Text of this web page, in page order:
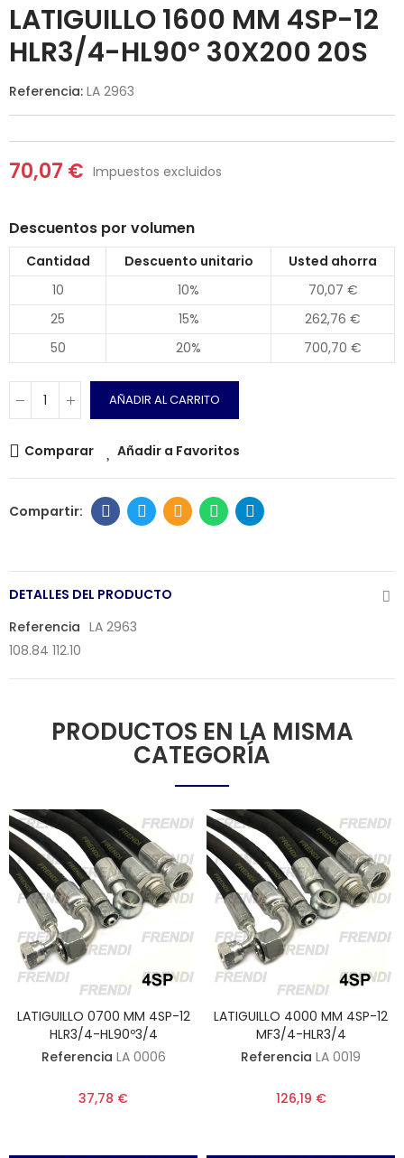
LATIGUILLO 1600 MM 4SP-12
HLR3/4-HL90º 30X200 20S
Referencia: LA 2963
70,07 € Impuestos excluidos
Descuentos por volumen
Cantidad Descuento unitario
Usted ahorra
10
10%
70,07 €
25
15%
262,76 €
50
20% 700,70 €
AÑADIR AL CARRITO
Comparar Añadir a Favoritos
DETALLES DEL PRODUCTO
Referencia LA 2963
108.84 112.10
PRODUCTOS EN LA MISMA
CATEGORÍA
LATIGUILLO 0700 MM 4SP-12
HLR3/4-HL90º3/4
Referencia LA 0006
37,78 €
LATIGUILLO 4000 MM 4SP-12
MF3/4-HLR3/4
Referencia LA 0019
126,19 €